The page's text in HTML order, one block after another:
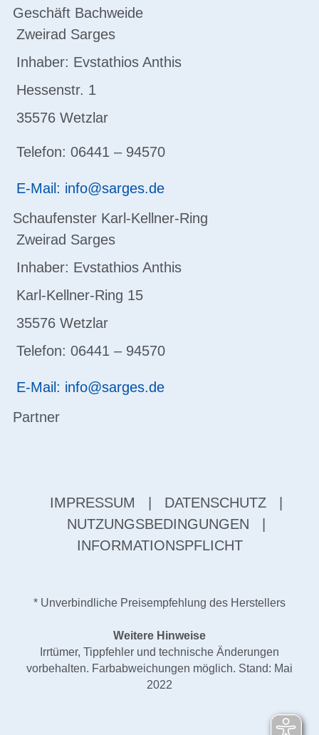
Geschäft Bachweide
Zweirad Sarges
Inhaber: Evstathios Anthis
Hessenstr. 1
35576 Wetzlar
Telefon: 06441 – 94570
E-Mail: info@sarges.de
Schaufenster Karl-Kellner-Ring
Zweirad Sarges
Inhaber: Evstathios Anthis
Karl-Kellner-Ring 15
35576 Wetzlar
Telefon: 06441 – 94570
E-Mail: info@sarges.de
Partner
IMPRESSUM DATENSCHUTZ
NUTZUNGSBEDINGUNGEN
INFORMATIONSPFLICHT
* Unverbindliche Preisempfehlung des Herstellers
Weitere Hinweise
Irrtümer, Tippfehler und technische Änderungen
vorbehalten. Farbabweichungen möglich. Stand: Mai
2022